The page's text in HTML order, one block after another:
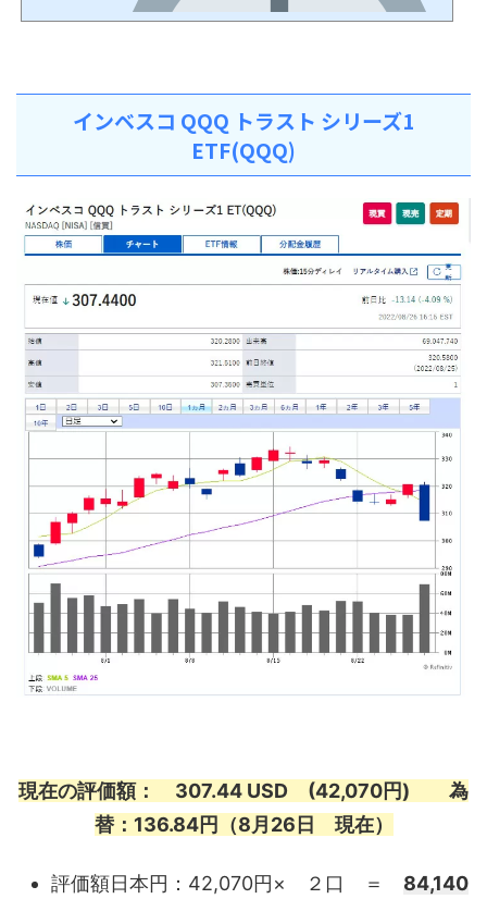
2022年7月24日
9円+13,756円 ＝ 870,736円 損益額： ＋52,209円＋29,842円＋24,368円+387円＋1,748円＝ ＋1
08,554円 損益％：＋12.47％前回の利益率 ＋8.37％でした。【一か月放置後の世界】お久しぶりです。
一か月が経過したため久しぶりの運用成績。円が弱すぎる感じですね！株価は、取得金額より低いです。
ドル：110.51円→137.93円 による利益が大きいですね。こうなると、利益を得るため利確するに
は・・・株を売って円転して初めて利益...
インベスコ QQQ トラスト シリーズ1
ETF(QQQ)
現在の評価額： 307.44 USD (42,070円) 為
替：136.84円（8月26日 現在）
評価額日本円：42,070円× ２口 ＝ 84,140